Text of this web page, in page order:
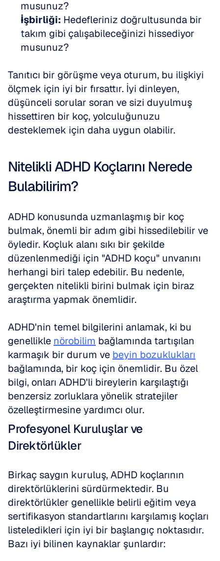
musunuz?
İşbirliği: Hedefleriniz doğrultusunda bir
takım gibi çalışabileceğinizi hissediyor
musunuz?
Tanıtıcı bir görüşme veya oturum, bu ilişkiyi
ölçmek için iyi bir fırsattır. İyi dinleyen,
düşünceli sorular soran ve sizi duyulmuş
hissettiren bir koç, yolculuğunuzu
desteklemek için daha uygun olabilir.
Nitelikli ADHD Koçlarını Nerede
Bulabilirim?
ADHD konusunda uzmanlaşmış bir koç
bulmak, önemli bir adım gibi hissedilebilir ve
öyledir. Koçluk alanı sıkı bir şekilde
düzenlenmediği için "ADHD koçu" unvanını
herhangi biri talep edebilir. Bu nedenle,
gerçekten nitelikli birini bulmak için biraz
araştırma yapmak önemlidir.
ADHD'nin temel bilgilerini anlamak, ki bu
genellikle nörobilim bağlamında tartışılan
karmaşık bir durum ve beyin bozuklukları
bağlamında, bir koç için önemlidir. Bu özel
bilgi, onları ADHD'li bireylerin karşılaştığı
benzersiz zorluklara yönelik stratejiler
özelleştirmesine yardımcı olur.
Profesyonel Kuruluşlar ve
Direktörlükler
Birkaç saygın kuruluş, ADHD koçlarının
direktörlüklerini sürdürmektedir. Bu
direktörlükler genellikle belirli eğitim veya
sertifikasyon standartlarını karşılamış koçları
listeledikleri için iyi bir başlangıç ​​noktasıdır.
Bazı iyi bilinen kaynaklar şunlardır: